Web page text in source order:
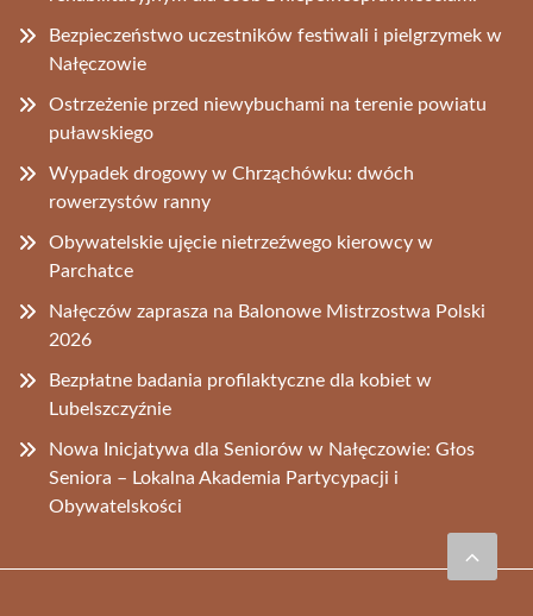
Bezpieczeństwo uczestników festiwali i pielgrzymek w
Nałęczowie
Ostrzeżenie przed niewybuchami na terenie powiatu
puławskiego
Wypadek drogowy w Chrząchówku: dwóch
rowerzystów ranny
Obywatelskie ujęcie nietrzeźwego kierowcy w
Parchatce
Nałęczów zaprasza na Balonowe Mistrzostwa Polski
2026
Bezpłatne badania profilaktyczne dla kobiet w
Lubelszczyźnie
Nowa Inicjatywa dla Seniorów w Nałęczowie: Głos
Seniora – Lokalna Akademia Partycypacji i
Obywatelskości